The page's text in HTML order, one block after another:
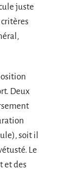
juste
critères
Deux
soit il
Le
et des